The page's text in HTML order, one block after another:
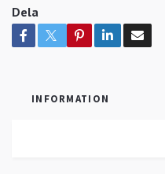
Dela
INFORMATION